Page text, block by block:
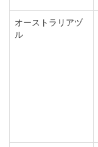
オーストラリアヅ
ル